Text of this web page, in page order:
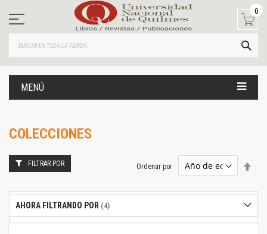
contenido
0
MENÚ
COLECCIONES
Ordenar por
FILTRAR POR
AHORA FILTRANDO POR